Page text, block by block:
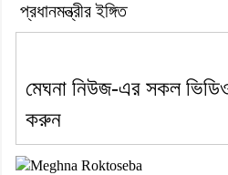
প্রধানমন্ত্রীর ইঙ্গিত
মেঘনা নিউজ-এর সকল ভিডিও
করুন